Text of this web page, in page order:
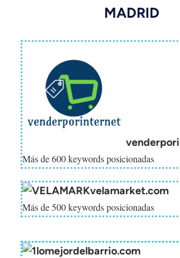
MADRID
Más de 600 keywords posicionadas
velamarket.com
Más de 500 keywords posicionadas
lomejordelbarrio.com